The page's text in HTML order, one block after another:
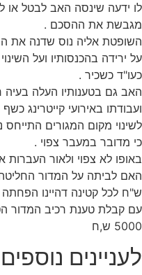
לו ידעה שינסה האב לבטל או
מגבשת את ההסכם .
השופטת אליה נוס שדנה את
על ירידה בהכנסותיו ועל
כעו"ד כשכיר .
האב גם בטענותיו העלה
ועבודתו באירועי קייטרינג
לשינוי מקום המגורים
כי מדובר במעבר צפוי .
באופו לא צפוי ולאור
ש"ח לכל קטינה דהיינו הפחתה של
עם קבלת טענת רכיב המדור
5000 ש,ח
לעניינים נוספים